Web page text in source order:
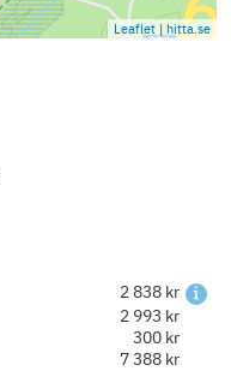
Leaflet | hitta.se
2 838 kr
2 993 kr
300 kr
7 388 kr